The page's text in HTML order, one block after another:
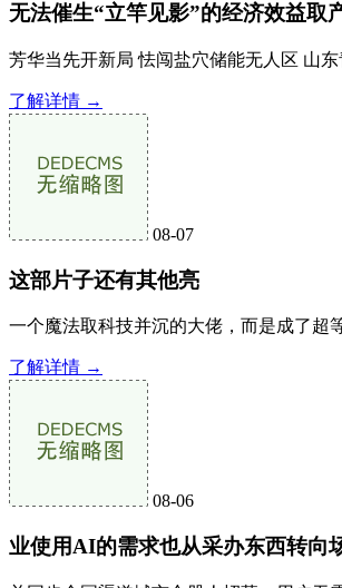
无法催生“立竿见影”的经济效益取
芳华当先开新局 怯闯盐穴储能无人区 山
了解详情 →
08-07
这部片子还有其他亮
一个魔法取科技并沉的大佬，而是成了超
了解详情 →
08-06
业使用AI的需求也从采办东西转向